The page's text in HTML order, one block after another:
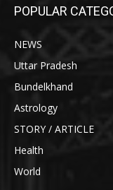
POPULAR
NEWS
Uttar Pradesh
Bundelkhand
Astrology
STORY / ARTICLE
Health
World